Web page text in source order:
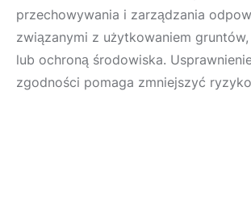
przechowywania i zarządzania
związanymi z użytkowaniem
lub ochroną środowiska.
zgodności pomaga zmniejszyć ryzyko